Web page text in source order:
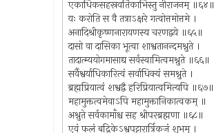
एकाधिकसहस्रवर्तिकाभिस्तु नीराजनम् ॥६४॥
यः करोति स वै तत्राऽक्षरे गत्वोत्तमोत्तमे ।
अनादिश्रीकृष्णनारायणस्य चरणद्वये ॥६५॥
दासो वा दासिका भूत्वा शाश्वतानन्दमश्नुते ।
तादात्म्ययोगमासाद्य सर्वस्वामित्वमश्नुते ॥६६॥
सर्वैश्वर्याधिकारित्वं सर्वाधिक्यं समश्नुते ।
ब्रह्मप्रियात्वं शश्वद्वै हरिप्रियात्वमित्यपि ॥६७॥
महामुक्तत्वमेवाऽपि महामुक्तानिकात्वकम् ॥
अश्नुते सर्वकामाँश्च सह श्रीपरब्रह्मणा ॥६८॥
एवं फलं बद्रिकेऽश्वपट्टारार्त्रिकजं शुभम् ।